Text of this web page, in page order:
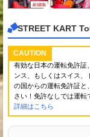
STREET KART
CAUTION
有効な日本の運転免許証
ンス、もしくはスイス
の国からの運転免許証と
さい！免許なしでは運転
詳細はこちら